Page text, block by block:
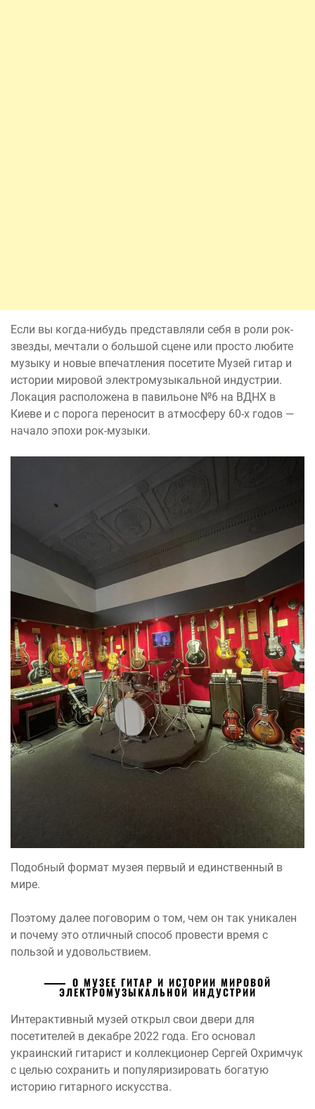
Если вы когда-нибудь представляли себя в роли рок-
звезды, мечтали о большой сцене или просто любите
музыку и новые впечатления посетите Музей гитар и
истории мировой электромузыкальной индустрии.
Локация расположена в павильоне №6 на ВДНХ в
Киеве и с порога переносит в атмосферу 60-х годов —
начало эпохи рок-музыки.
Подобный формат музея первый и единственный в
мире.
Поэтому далее поговорим о том, чем он так уникален
и почему это отличный способ провести время с
пользой и удовольствием.
О МУЗЕЕ ГИТАР И ИСТОРИИ МИРОВОЙ
ЭЛЕКТРОМУЗЫКАЛЬНОЙ ИНДУСТРИИ
Интерактивный музей открыл свои двери для
посетителей в декабре 2022 года. Его основал
украинский гитарист и коллекционер Сергей Охримчук
с целью сохранить и популяризировать богатую
историю гитарного искусства.